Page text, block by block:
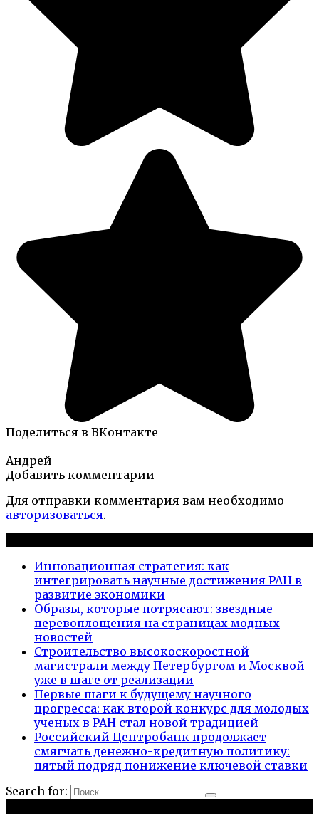
Поделиться в ВКонтакте
Андрей
Добавить комментарии
Для отправки комментария вам необходимо
авторизоваться.
Инновационная стратегия: как
интегрировать научные достижения РАН в
развитие экономики
Образы, которые потрясают: звездные
перевоплощения на страницах модных
новостей
Строительство высокоскоростной
магистрали между Петербургом и Москвой
уже в шаге от реализации
Первые шаги к будущему научного
прогресса: как второй конкурс для молодых
ученых в РАН стал новой традицией
Российский Центробанк продолжает
смягчать денежно-кредитную политику:
пятый подряд понижение ключевой ставки
Search for: